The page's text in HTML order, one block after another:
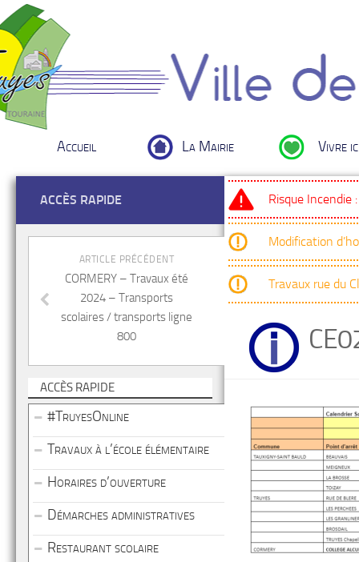
Accueil La Mairie Vivre
Risque Incendie
Modification
Travaux rue du
ACCÈS RAPIDE
ARTICLE PRÉCÉDENT
CORMERY – Travaux été
2024 – Transports
scolaires / transports ligne
800
ACCÈS RAPIDE
#TruyesOnline
Travaux à l’école élémentaire
Horaires d’ouverture
Démarches administratives
Restaurant scolaire